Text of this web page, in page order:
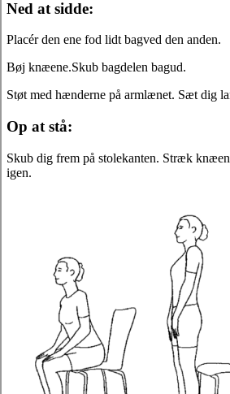
Ned at sidde:
Placér den ene fod lidt bagved den anden.
Bøj knæene.Skub bagdelen bagud.
Støt med hænderne på armlænet. Sæt dig
Op at stå:
Skub dig frem på stolekanten. Stræk
igen.